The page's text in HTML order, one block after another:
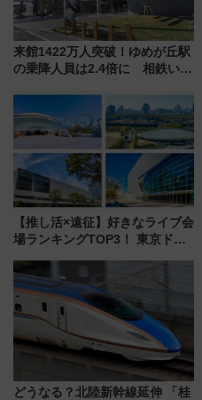
来館1422万人突破！ゆめが丘駅
の乗降人員は2.4倍に 相鉄いず
年祭にそうにゃん＆DB.スター
マンが登場
【推し活×遠征】好きなライブ会
場ランキングTOP3！ 東京ドー
由と交通アクセス術、ライブ会
場に何を求める？
どうなる？北陸新幹線延伸 「桂